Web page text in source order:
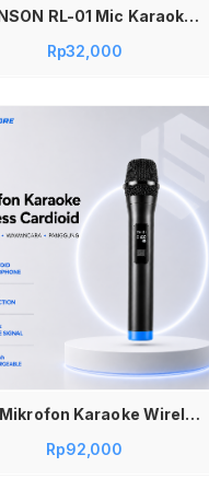
ROLINSON RL-01 Mic Karaoke Mikrofon Kabel Dynamic Microphone High Quality – Mic Vokal Suara Jernih Empuk Kabel Bisa Dilepas Pasang Jack 6.5mm – Mikropon Karaoke Keluarga Pidato Ceramah Meeting Seminar Sekolah Masjid Awet Murah Berkualitas Original
Rp32,000
FMA Mikrofon Karaoke Wireless Cardioid Microphone 2.4GHz 800mAh RI-28 Professional Mic UHF Jack 6.5mm Noise Reduction Wireless Microphone untuk Speaker Karaoke MC Wawancara Panggung
Rp92,000
Tambah ke keranjang